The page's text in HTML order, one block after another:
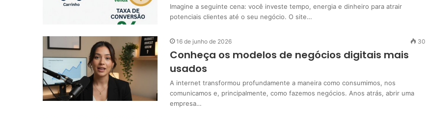
Imagine a seguinte cena: você investe tempo, energia e dinheiro para atrair
potenciais clientes até o seu negócio. O site…
16 de junho de 2026 30
Conheça os modelos de negócios digitais mais
usados
A internet transformou profundamente a maneira como consumimos, nos
comunicamos e, principalmente, como fazemos negócios. Anos atrás, abrir uma
empresa…